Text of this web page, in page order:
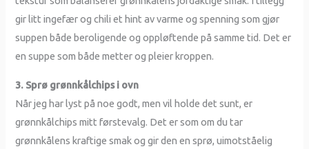
gir litt ingefær og chili et hint av varme og spenning som gjør
suppen både beroligende og oppløftende på samme tid. Det er
en suppe som både metter og pleier kroppen.
3. Sprø grønnkålchips i ovn
Når jeg har lyst på noe godt, men vil holde det sunt, er
grønnkålchips mitt førstevalg. Det er som om du tar
grønnkålens kraftige smak og gir den en sprø, uimotståelig